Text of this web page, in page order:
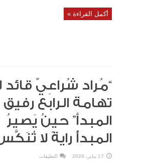
أكمل القراءة »
“مُراد شُراعِيّ قائد
تهامة الرابع رفيق
المبدأ” حينُ يَصيرُ
المبدأُ رايةً لا
17 يناير، 2026 التعليقات